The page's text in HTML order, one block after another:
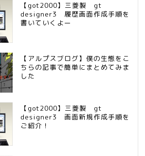
【got2000】三菱製 gt
designer3 履歴画面作成手順を
書いていくよー
【アルプスブログ】僕の生態をこ
ちらの記事で簡単にまとめてみま
した
【got2000】三菱製 gt
designer3 画面新規作成手順を
ご紹介！